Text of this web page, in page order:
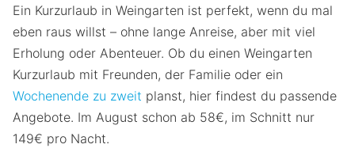
Ein Kurzurlaub in Weingarten ist perfekt, wenn du mal
eben raus willst – ohne lange Anreise, aber mit viel
Erholung oder Abenteuer. Ob du einen Weingarten
Kurzurlaub mit Freunden, der Familie oder ein
Wochenende zu zweit planst, hier findest du passende
Angebote. Im August schon ab 58€, im Schnitt nur
149€ pro Nacht.